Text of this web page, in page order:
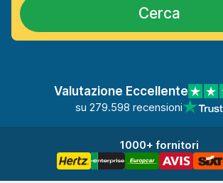
Cerca
Valutazione Eccellente
su 279.598 recensioni
1000+ fornitori